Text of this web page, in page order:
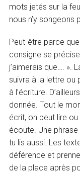
mots jetés sur la
nous n’y songeons
Peut-être parce
consigne se
j’aimerais que…. ».
suivra à la lettre ou
à l’écriture.
donnée. Tout le
écrit, on peut lire
écoute. Une
tu lis aussi. Les
déférence et
de la place après